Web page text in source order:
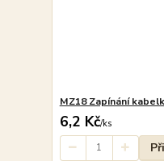
MZ18 Zapínání
6,2 Kč/ks